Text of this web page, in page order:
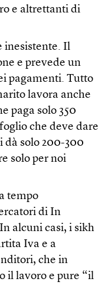
e altrettanti di
inesistente. Il
e prevede un
pagamenti. Tutto
lavora anche
paga solo 350
che deve dare
dà solo 200-300
solo per noi
tempo
di In
alcuni casi, i sikh
Iva e a
che in
il lavoro e pure “il